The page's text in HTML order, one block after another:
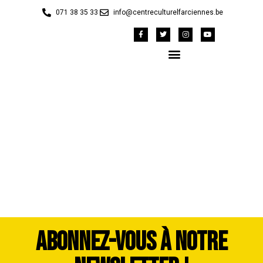
071 38 35 33 info@centreculturelfarciennes.be
ABONNEZ-VOUS À NOTRE